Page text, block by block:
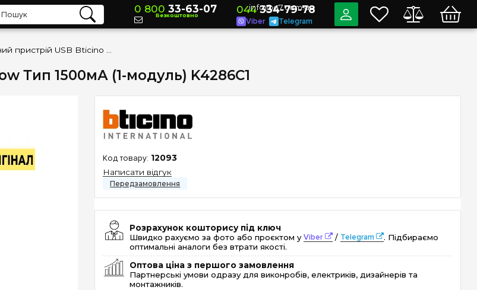
Тип 1500мА (1-модуль) K4286C1
12093
Написати відгук
Розрахунок кошторису під ключ
Швидко рахуємо за фото або проєктом уViber / Telegram
. Підбираємо
оптимальні аналоги без втрати якості.
Оптова ціна з першого замовлення
Партнерські умови одразу для виконробів, електриків, дизайнерів та
монтажників.
0 800 33-63-07
Безкоштовно
info@e7.com.ua
044334-79-78
Viber Telegram